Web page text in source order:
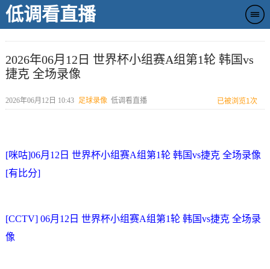
低调看直播
2026年06月12日 世界杯小组赛A组第1轮 韩国vs
捷克 全场录像
2026年06月12日 10:43 足球录像 低调看直播 已被浏览1次
[咪咕]06月12日 世界杯小组赛A组第1轮 韩国vs捷克 全场录像
[有比分]
[CCTV] 06月12日 世界杯小组赛A组第1轮 韩国vs捷克 全场录
像